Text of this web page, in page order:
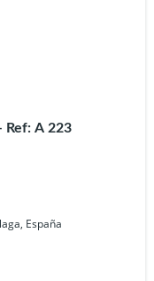
Ref: A 223
España